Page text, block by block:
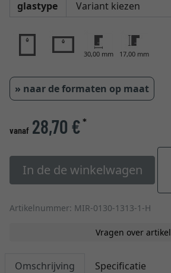
glastype
30,00 mm 17,00 mm
» naar de formaten op maat
vanaf 28,70 €*
In de de winkelwagen
Artikelnummer: MIR-0130-1313-1-H
Vragen over artikel
Omschrijving Specificatie